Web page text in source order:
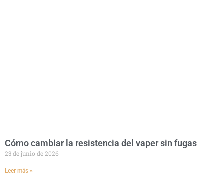
Cómo cambiar la resistencia del vaper sin fugas
23 de junio de 2026
Leer más »